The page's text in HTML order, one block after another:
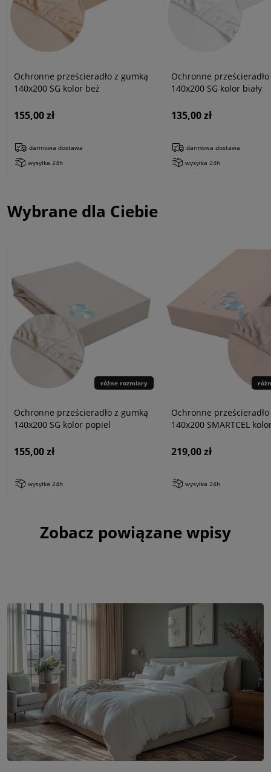
Ochronne prześcieradło z gumką
140x200 SG kolor beż
155,00 zł
darmowa dostawa
wysyłka 24h
Ochronne
140x200 SG kolor biały
135,00 zł
darmowa dostawa
wysyłka 24h
Wybrane dla Ciebie
różne rozmiary
Ochronne prześcieradło z gumką
140x200 SG kolor popiel
155,00 zł
wysyłka 24h
Ochronne
140x200 SMARTCEL
219,00 zł
wysyłka 24h
Zobacz powiązane wpisy